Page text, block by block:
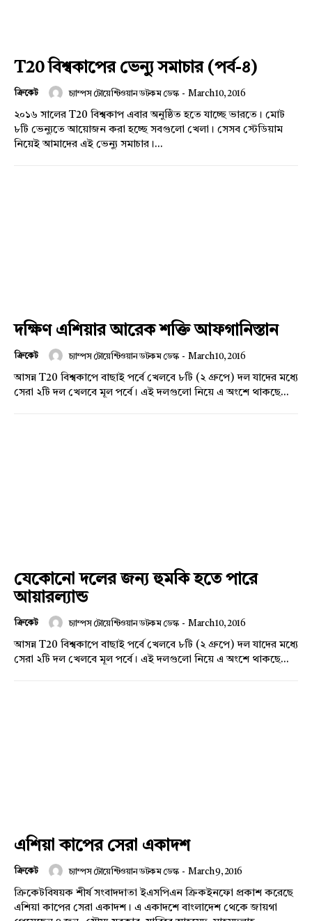
T20 বিশ্বকাপের ভেন্যু সমাচার (পর্ব-৪)
ক্রিকেট চ্যাম্পস টোয়েন্টিওয়ান ডটকম ডেস্ক - March 10, 2016
২০১৬ সালের T20 বিশ্বকাপ এবার অনুষ্ঠিত হতে যাচ্ছে ভারতে। মোট
৮টি ভেন্যুতে আয়োজন করা হচ্ছে সবগুলো খেলা। সেসব স্টেডিয়াম
নিয়েই আমাদের এই ভেন্যু সমাচার।...
দক্ষিণ এশিয়ার আরেক শক্তি আফগানিস্তান
ক্রিকেট চ্যাম্পস টোয়েন্টিওয়ান ডটকম ডেস্ক - March 10, 2016
আসন্ন T20 বিশ্বকাপে বাছাই পর্বে খেলবে ৮টি (২ গ্রুপে) দল যাদের মধ্যে
সেরা ২টি দল খেলবে মূল পর্বে। এই দলগুলো নিয়ে এ অংশে থাকছে...
যেকোনো দলের জন্য হুমকি হতে পারে
আয়ারল্যান্ড
ক্রিকেট চ্যাম্পস টোয়েন্টিওয়ান ডটকম ডেস্ক - March 10, 2016
আসন্ন T20 বিশ্বকাপে বাছাই পর্বে খেলবে ৮টি (২ গ্রুপে) দল যাদের মধ্যে
সেরা ২টি দল খেলবে মূল পর্বে। এই দলগুলো নিয়ে এ অংশে থাকছে...
এশিয়া কাপের সেরা একাদশ
ক্রিকেট চ্যাম্পস টোয়েন্টিওয়ান ডটকম ডেস্ক - March 9, 2016
ক্রিকেটবিষয়ক শীর্ষ সংবাদদাতা ইএসপিএন ক্রিকইনফো প্রকাশ করেছে
এশিয়া কাপের সেরা একাদশ। এ একাদশে বাংলাদেশ থেকে জায়গা